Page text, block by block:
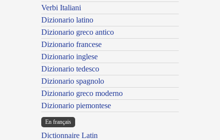
Verbi Italiani
Dizionario latino
Dizionario greco antico
Dizionario francese
Dizionario inglese
Dizionario tedesco
Dizionario spagnolo
Dizionario greco moderno
Dizionario piemontese
En français
Dictionnaire Latin